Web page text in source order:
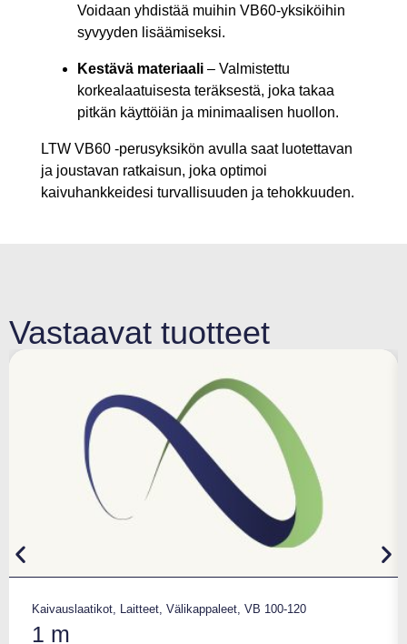
Voidaan yhdistää muihin VB60-yksiköihin
syvyyden lisäämiseksi.
Kestävä materiaali – Valmistettu
korkealaatuisesta teräksestä, joka takaa
pitkän käyttöiän ja minimaalisen huollon.
LTW VB60 -perusyksikön avulla saat luotettavan
ja joustavan ratkaisun, joka optimoi
kaivuhankkeidesi turvallisuuden ja tehokkuuden.
Vastaavat tuotteet
Kaivauslaatikot, Laitteet, Välikappaleet, VB 100-120
1 m